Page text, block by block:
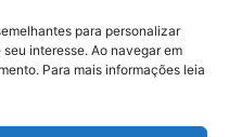
para personalizar
interesse. Ao navegar em
Para mais informações leia
Notícias